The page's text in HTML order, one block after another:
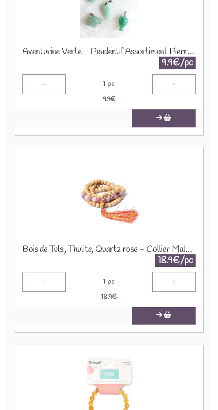
Aventurine Verte - Pendentif Assortiment Pierres Précieuses GemPD-18
9.9€/pc
- 1 pc +
9.9€
Bois de Tulsi, Thulite, Quartz rose - Collier Mala 12646
18.9€/pc
- 1 pc +
18.9€